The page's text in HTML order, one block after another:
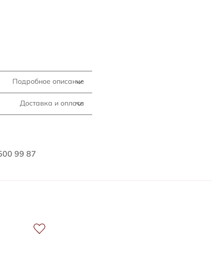
Подробное описание
Доставка и оплата
99 87